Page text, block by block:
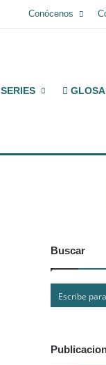
Conócenos
SERIES
Buscar